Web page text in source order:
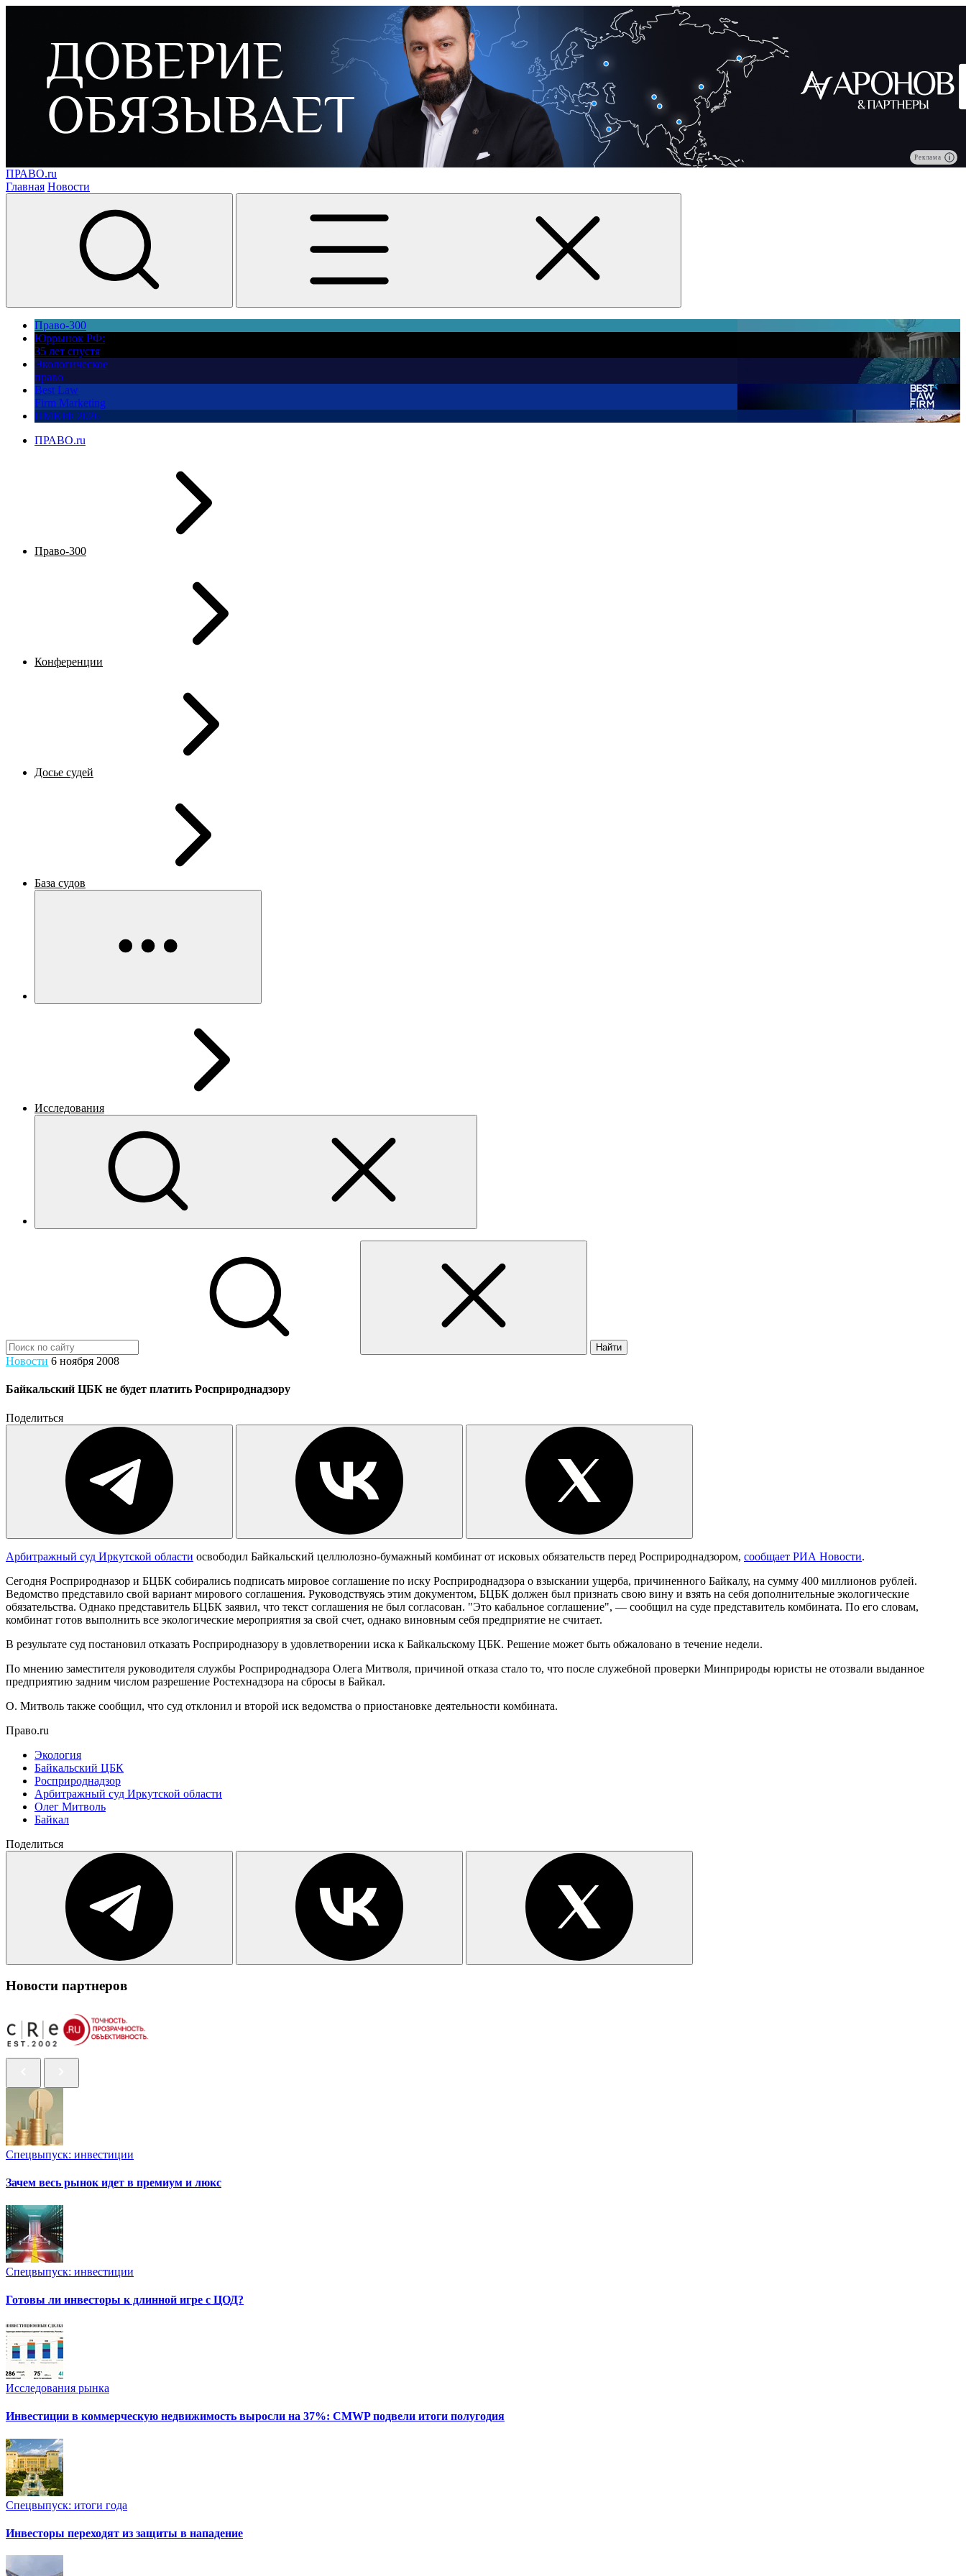
Реклама
ПРАВО.ru
Главная Новости
Право-300
Юррынок РФ:
35 лет спустя
Экологическое
право
Best Law
Firm Marketing
ПМЮФ 2026
ПРАВО.ru
Право-300
Конференции
Досье судей
База судов
Исследования
Найти
Новости 6 ноября 2008
Байкальский ЦБК не будет платить Росприроднадзору
Поделиться
Арбитражный суд Иркутской области освободил Байкальский целлюлозно-бумажный комбинат от исковых обязательств перед Росприроднадзором, сообщает РИА Новости.
Сегодня Росприродназор и БЦБК собирались подписать мировое соглашение по иску Росприроднадзора о взыскании ущерба, причиненного Байкалу, на сумму 400 миллионов рублей.
Ведомство представило свой вариант мирового соглашения. Руководствуясь этим документом, БЦБК должен был признать свою вину и взять на себя дополнительные экологические
обязательства. Однако представитель БЦБК заявил, что текст соглашения не был согласован. "Это кабальное соглашение", — сообщил на суде представитель комбината. По его словам,
комбинат готов выполнить все экологические мероприятия за свой счет, однако виновным себя предприятие не считает.
В результате суд постановил отказать Росприродназору в удовлетворении иска к Байкальскому ЦБК. Решение может быть обжаловано в течение недели.
По мнению заместителя руководителя службы Росприроднадзора Олега Митволя, причиной отказа стало то, что после служебной проверки Минприроды юристы не отозвали выданное
предприятию задним числом разрешение Ростехнадзора на сбросы в Байкал.
О. Митволь также сообщил, что суд отклонил и второй иск ведомства о приостановке деятельности комбината.
Право.ru
Экология
Байкальский ЦБК
Росприроднадзор
Арбитражный суд Иркутской области
Олег Митволь
Байкал
Поделиться
Новости партнеров
Спецвыпуск: инвестиции
Зачем весь рынок идет в премиум и люкс
Спецвыпуск: инвестиции
Готовы ли инвесторы к длинной игре с ЦОД?
Исследования рынка
Инвестиции в коммерческую недвижимость выросли на 37%: CMWP подвели итоги полугодия
Спецвыпуск: итоги года
Инвесторы переходят из защиты в нападение